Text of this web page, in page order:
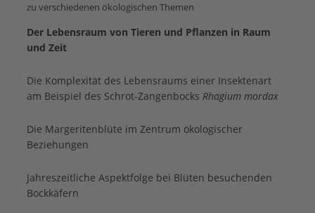
zu verschiedenen ökologischen Themen
Der Lebensraum von Tieren und Pflanzen in Raum
und Zeit
Die Komplexität des Lebensraums einer Insektenart
am Beispiel des Schrot-Zangenbocks Rhagium mordax
Die Margeritenblüte im Zentrum ökologischer
Beziehungen
Jahreszeitliche Aspektfolge bei Blüten besuchenden
Bockkäfern